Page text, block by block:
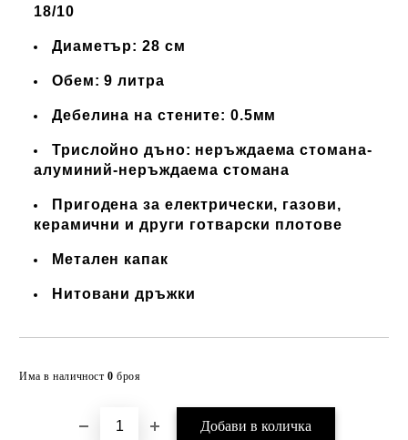
18/10
Диаметър: 28 см
Обем: 9 литра
Дебелина на стените: 0.5мм
Трислойно дъно: неръждаема стомана-
алуминий-неръждаема стомана
Пригодена за електрически, газови,
керамични и други готварски плотове
Метален капак
Нитовани дръжки
Има в наличност 0 броя